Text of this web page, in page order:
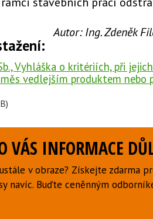
Autor:Ing. Zdeněk
Vyhláška o kritériích, při
vedlejším produktem nebo
VÁS INFORMACE
v obraze? Získejte zdarma
navíc. Buďte ceněnným